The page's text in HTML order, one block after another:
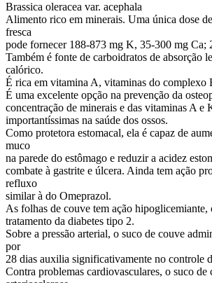
Brassica oleracea var. acephala
Alimento rico em minerais. Uma única dose
fresca
pode fornecer 188-873 mg K, 35-300 mg Ca;
Também é fonte de carboidratos de absorção
calórico.
É rica em vitamina A, vitaminas do complexo
É uma excelente opção na prevenção da
concentração de minerais e das vitaminas A e
importantíssimas na saúde dos ossos.
Como protetora estomacal, ela é capaz de
muco
na parede do estômago e reduzir a acidez
combate à gastrite e úlcera. Ainda tem ação
refluxo
similar à do Omeprazol.
As folhas de couve tem ação
tratamento da diabetes tipo 2.
Sobre a pressão arterial, o suco de couve
por
28 dias auxilia significativamente no controle
Contra problemas cardiovasculares, o suco de